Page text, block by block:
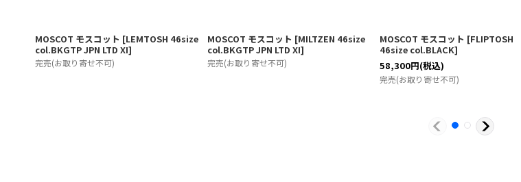
MOSCOT モスコット [LEMTOSH 46size
col.BKGTP JPN LTD XI]
完売(お取り寄せ不可)
MOSCOT モスコット [MILTZEN 46size
col.BKGTP JPN LTD XI]
完売(お取り寄せ不可)
MOSCOT モスコット [FLIPTOSH
46size col.BLACK]
58,300円(税込)
完売(お取り寄せ不可)